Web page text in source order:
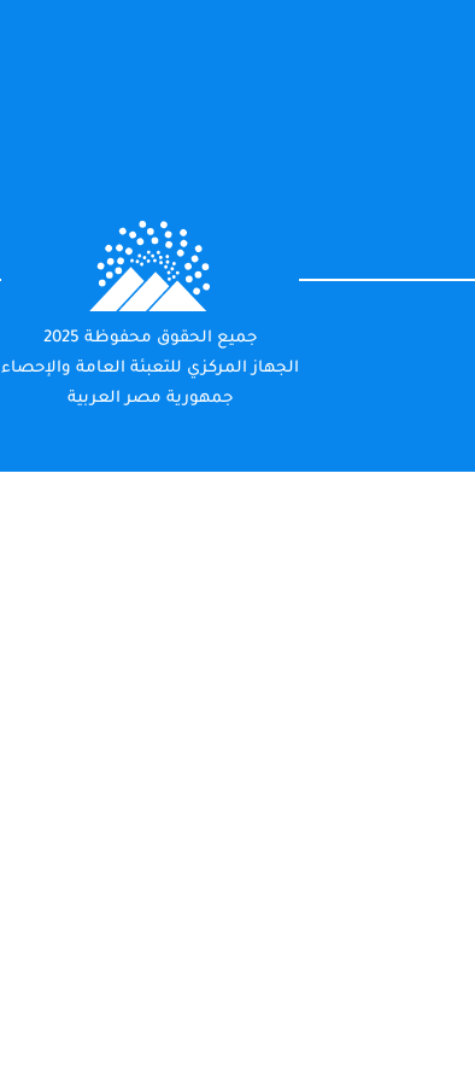
جميع الحقوق محفوظة 2025
الجهاز المركزي للتعبئة العامة والإحصاء
جمهورية مصر العربية